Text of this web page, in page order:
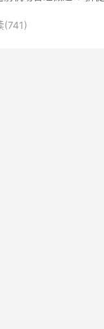
(741)